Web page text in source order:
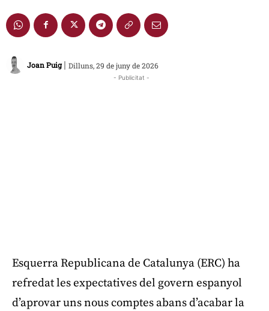
Joan Puig | Dilluns, 29 de juny de 2026
- Publicitat -
Esquerra Republicana de Catalunya (ERC) ha
refredat les expectatives del govern espanyol
d’aprovar uns nous comptes abans d’acabar la